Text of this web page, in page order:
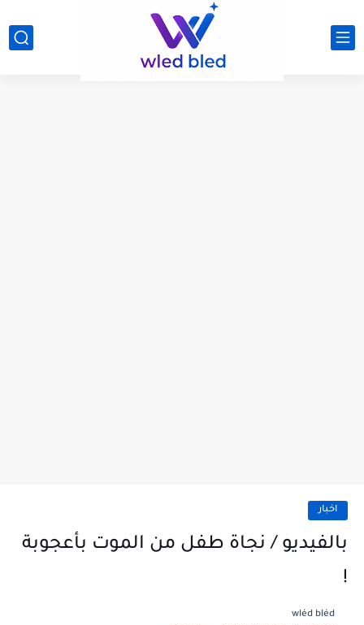
اخبار
بالفيديو / نجاة طفل من الموت بأعجوبة
!
wléd bléd